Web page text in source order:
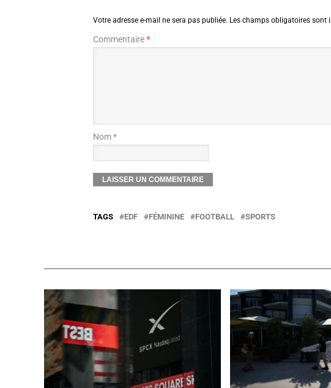
Votre adresse e-mail ne sera pas publiée. Les champs obligatoires sont
Commentaire*
Nom *
TAGS EDF FÉMININE FOOTBALL SPORTS